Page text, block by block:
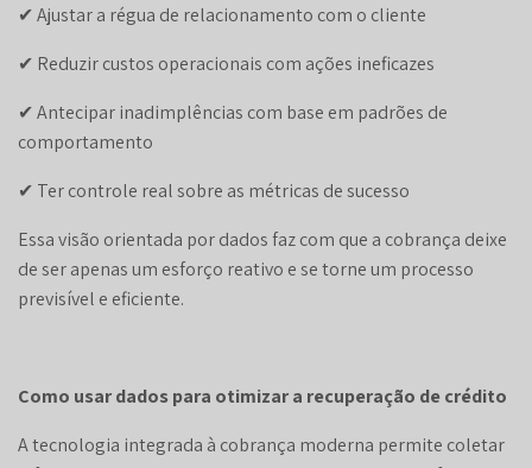
✔ Ajustar a régua de relacionamento com o cliente
✔ Reduzir custos operacionais com ações ineficazes
✔ Antecipar inadimplências com base em padrões de
comportamento
✔ Ter controle real sobre as métricas de sucesso
Essa visão orientada por dados faz com que a cobrança deixe
de ser apenas um esforço reativo e se torne um processo
previsível e eficiente.
Como usar dados para otimizar a recuperação de crédito
A tecnologia integrada à cobrança moderna permite coletar